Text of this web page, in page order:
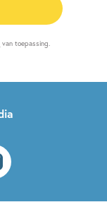
van toepassing.